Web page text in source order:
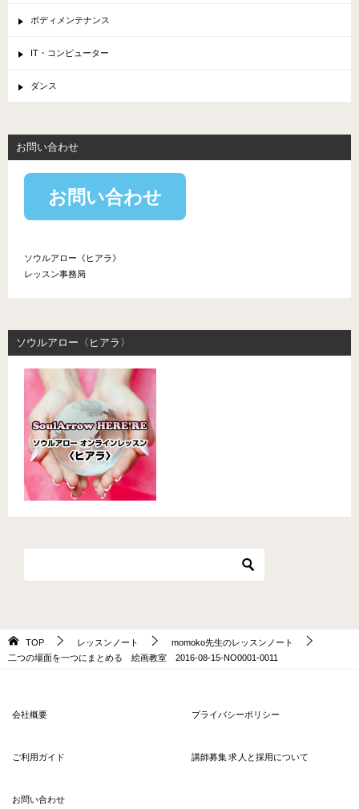
ボディメンテナンス
IT・コンピューター
ダンス
お問い合わせ
お問い合わせ
ソウルアロー《ヒアラ》
レッスン事務局
ソウルアロー〈ヒアラ〉
TOP レッスンノート
momoko先生のレッスンノート
二つの場面を一つにまとめる 絵画教室 2016-08-15-NO0001-0011
会社概要 プライバシーポリシー
ご利用ガイド 講師募集 求人と採用について
お問い合わせ